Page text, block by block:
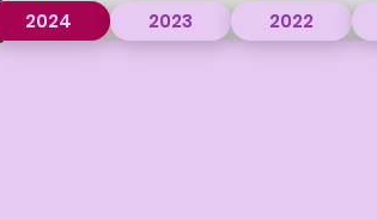
2024 2023 2022